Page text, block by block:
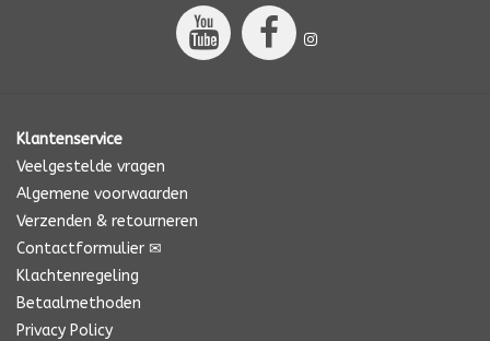
Klantenservice
Veelgestelde vragen
Algemene voorwaarden
Verzenden & retourneren
Contactformulier ✉
Klachtenregeling
Betaalmethoden
Privacy Policy